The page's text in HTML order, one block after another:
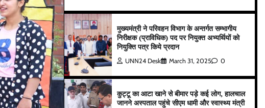
मुख्यमंत्री ने परिवहन विभाग के अन्तर्गत सम्भागीय
निरीक्षक (प्राविधिक) पद पर नियुक्त अभ्यर्थियों को
नियुक्ति पत्र किये प्रदान
UNN24 Desk March 31, 2025 0
कुट्टू का आटा खाने से बीमार पड़े कई लोग, हालचाल
जानने अस्पताल पहुंचे सीएम धामी और स्वास्थ्य मंत्री